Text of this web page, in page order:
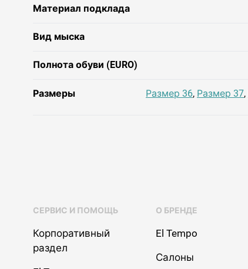
Материал подклада
Вид мыска
Полнота обуви (EURO)
Размеры Размер 36, Размер 37,
СЕРВИС И ПОМОЩЬ
Корпоративный
раздел
О БРЕНДЕ
El Tempo
Салоны